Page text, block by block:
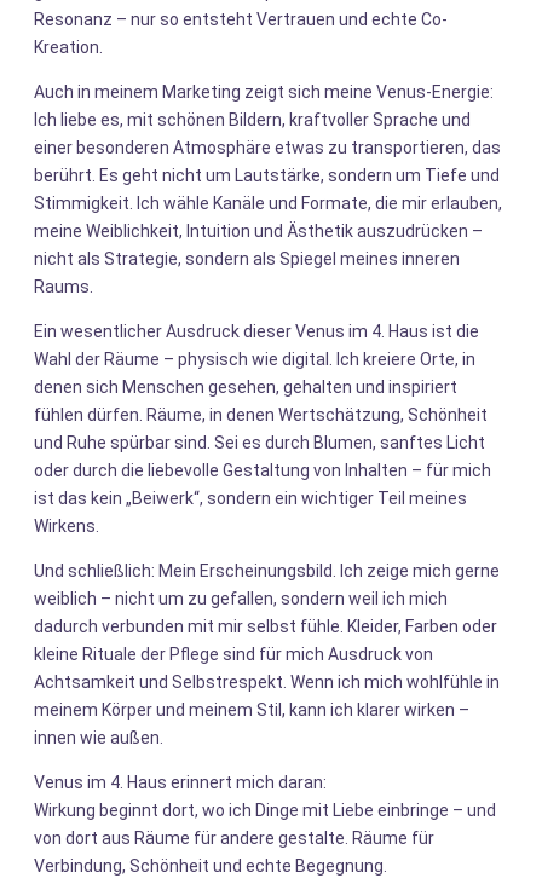
Resonanz – nur so entsteht Vertrauen und echte Co-
Kreation.
Auch in meinem Marketing zeigt sich meine Venus-Energie:
Ich liebe es, mit schönen Bildern, kraftvoller Sprache und
einer besonderen Atmosphäre etwas zu transportieren, das
berührt. Es geht nicht um Lautstärke, sondern um Tiefe und
Stimmigkeit. Ich wähle Kanäle und Formate, die mir erlauben,
meine Weiblichkeit, Intuition und Ästhetik auszudrücken –
nicht als Strategie, sondern als Spiegel meines inneren
Raums.
Ein wesentlicher Ausdruck dieser Venus im 4. Haus ist die
Wahl der Räume – physisch wie digital. Ich kreiere Orte, in
denen sich Menschen gesehen, gehalten und inspiriert
fühlen dürfen. Räume, in denen Wertschätzung, Schönheit
und Ruhe spürbar sind. Sei es durch Blumen, sanftes Licht
oder durch die liebevolle Gestaltung von Inhalten – für mich
ist das kein „Beiwerk“, sondern ein wichtiger Teil meines
Wirkens.
Und schließlich: Mein Erscheinungsbild. Ich zeige mich gerne
weiblich – nicht um zu gefallen, sondern weil ich mich
dadurch verbunden mit mir selbst fühle. Kleider, Farben oder
kleine Rituale der Pflege sind für mich Ausdruck von
Achtsamkeit und Selbstrespekt. Wenn ich mich wohlfühle in
meinem Körper und meinem Stil, kann ich klarer wirken –
innen wie außen.
Venus im 4. Haus erinnert mich daran:
Wirkung beginnt dort, wo ich Dinge mit Liebe einbringe – und
von dort aus Räume für andere gestalte. Räume für
Verbindung, Schönheit und echte Begegnung.